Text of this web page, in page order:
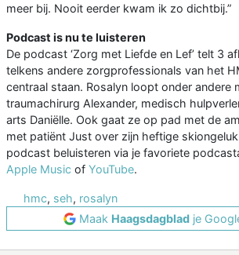
meer bij. Nooit eerder kwam ik zo dichtbij.”
Podcast is nu te luisteren
De podcast ‘Zorg met Liefde en Lef’ telt 3
telkens andere zorgprofessionals van het
centraal staan. Rosalyn loopt onder andere
traumachirurg Alexander, medisch
arts Daniëlle. Ook gaat ze op pad met de
met patiënt Just over zijn heftige
podcast beluisteren via je favoriete
Apple Music of YouTube.
hmc, seh, rosalyn
Maak Haagsdagbladje